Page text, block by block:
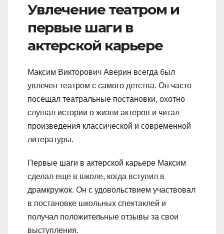
Увлечение театром и
первые шаги в
актерской карьере
Максим Викторович Аверин всегда был
увлечен театром с самого детства. Он часто
посещал театральные постановки, охотно
слушал истории о жизни актеров и читал
произведения классической и современной
литературы.
Первые шаги в актерской карьере Максим
сделал еще в школе, когда вступил в
драмкружок. Он с удовольствием участвовал
в постановке школьных спектаклей и
получал положительные отзывы за свои
выступления.